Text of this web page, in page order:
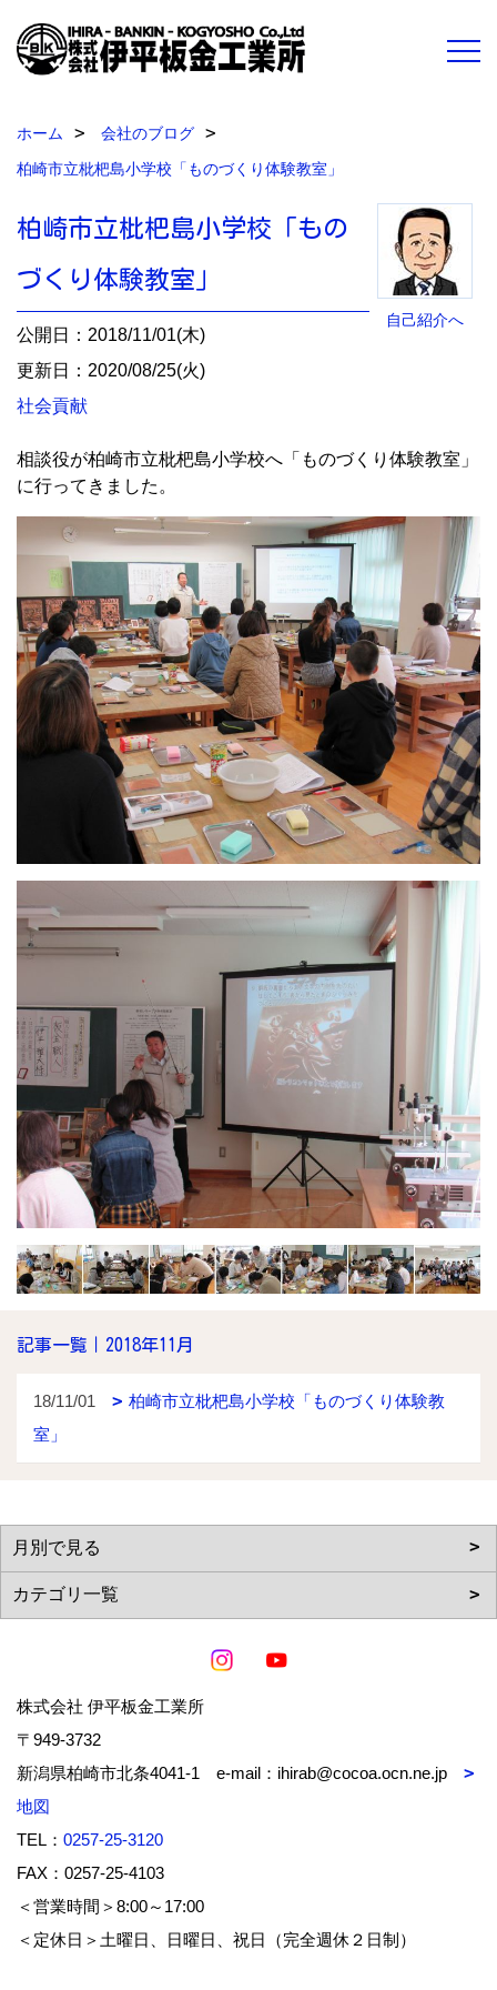
ホーム
会社のブログ
柏崎市立枇杷島小学校「ものづくり体験教室」
自己紹介へ
柏崎市立枇杷島小学校「もの
づくり体験教室」
公開日：2018/11/01(木)
更新日：2020/08/25(火)
社会貢献
相談役が柏崎市立枇杷島小学校へ「ものづくり体験教室」
に行ってきました。
記事一覧｜2018年11月
18/11/01
柏崎市立枇杷島小学校「ものづくり体験教
室」
株式会社 伊平板金工業所
〒949-3732
新潟県柏崎市北条4041-1 e-mail：ihirab@cocoa.ocn.ne.jp
地図
TEL： 0257-25-3120
FAX：0257-25-4103
＜営業時間＞8:00～17:00
＜定休日＞土曜日、日曜日、祝日（完全週休２日制）